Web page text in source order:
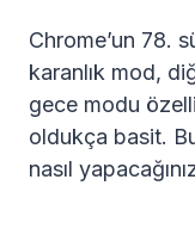
Chrome’un 78.
karanlık mod,
gece modu
oldukça basit.
nasıl